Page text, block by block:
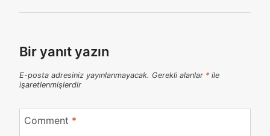
Bir yanıt yazın
E-posta adresiniz yayınlanmayacak. Gerekli alanlar *ile
işaretlenmişlerdir
Comment *